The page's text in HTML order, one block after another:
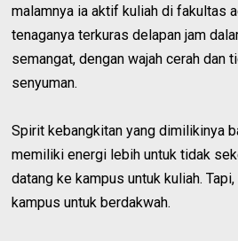
malamnya ia aktif kuliah di fakultas
tenaganya terkuras delapan jam
semangat, dengan wajah cerah dan
senyuman.
Spirit kebangkitan yang dimilikinya
memiliki energi lebih untuk tidak
datang ke kampus untuk kuliah.
kampus untuk berdakwah.